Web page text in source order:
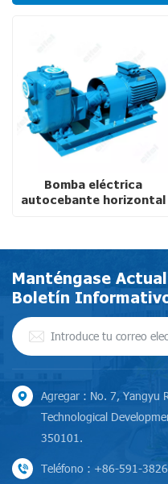
Bomba eléctrica
autocebante horizontal
Manténgase
Boletín
Agregar : No. 7, Yangyu
Technological
350101.
Teléfono : +86-591-